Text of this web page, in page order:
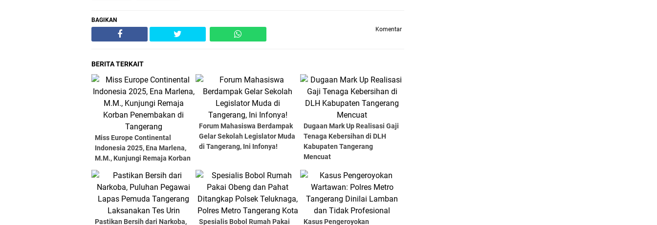
BAGIKAN
Komentar
BERITA TERKAIT
Miss Europe Continental
Indonesia 2025, Ena Marlena,
M.M., Kunjungi Remaja Korban
Penembakan di Tangerang
Forum Mahasiswa Berdampak
Gelar Sekolah Legislator Muda
di Tangerang, Ini Infonya!
Dugaan Mark Up Realisasi Gaji
Tenaga Kebersihan di DLH
Kabupaten Tangerang
Mencuat
Pastikan Bersih dari Narkoba, Spesialis Bobol Rumah Pakai Kasus Pengeroyokan